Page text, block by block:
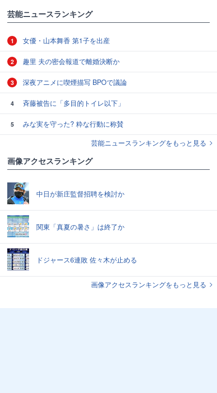
芸能ニュースランキング
1 女優・山本舞香 第1子を出産
2 趣里 夫の密会報道で離婚決断か
3 深夜アニメに喫煙描写 BPOで議論
4 斉藤被告に「多目的トイレ以下」
5
みな実を守った? 粋な行動に称賛
芸能ニュースランキングをもっと見る
画像アクセスランキング
中日が新庄監督招聘を検討か
関東「真夏の暑さ」は終了か
ドジャース6連敗 佐々木が止める
画像アクセスランキングをもっと見る